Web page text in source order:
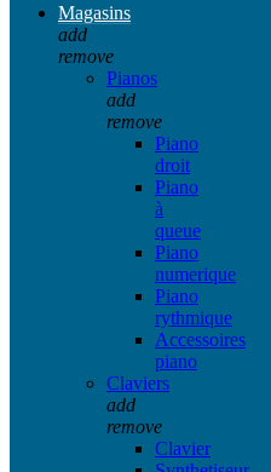
Magasins
add
remove
Pianos
add
remove
Piano
droit
Piano
à
queue
Piano
numerique
Piano
rythmique
Accessoires
piano
Claviers
add
remove
Clavier